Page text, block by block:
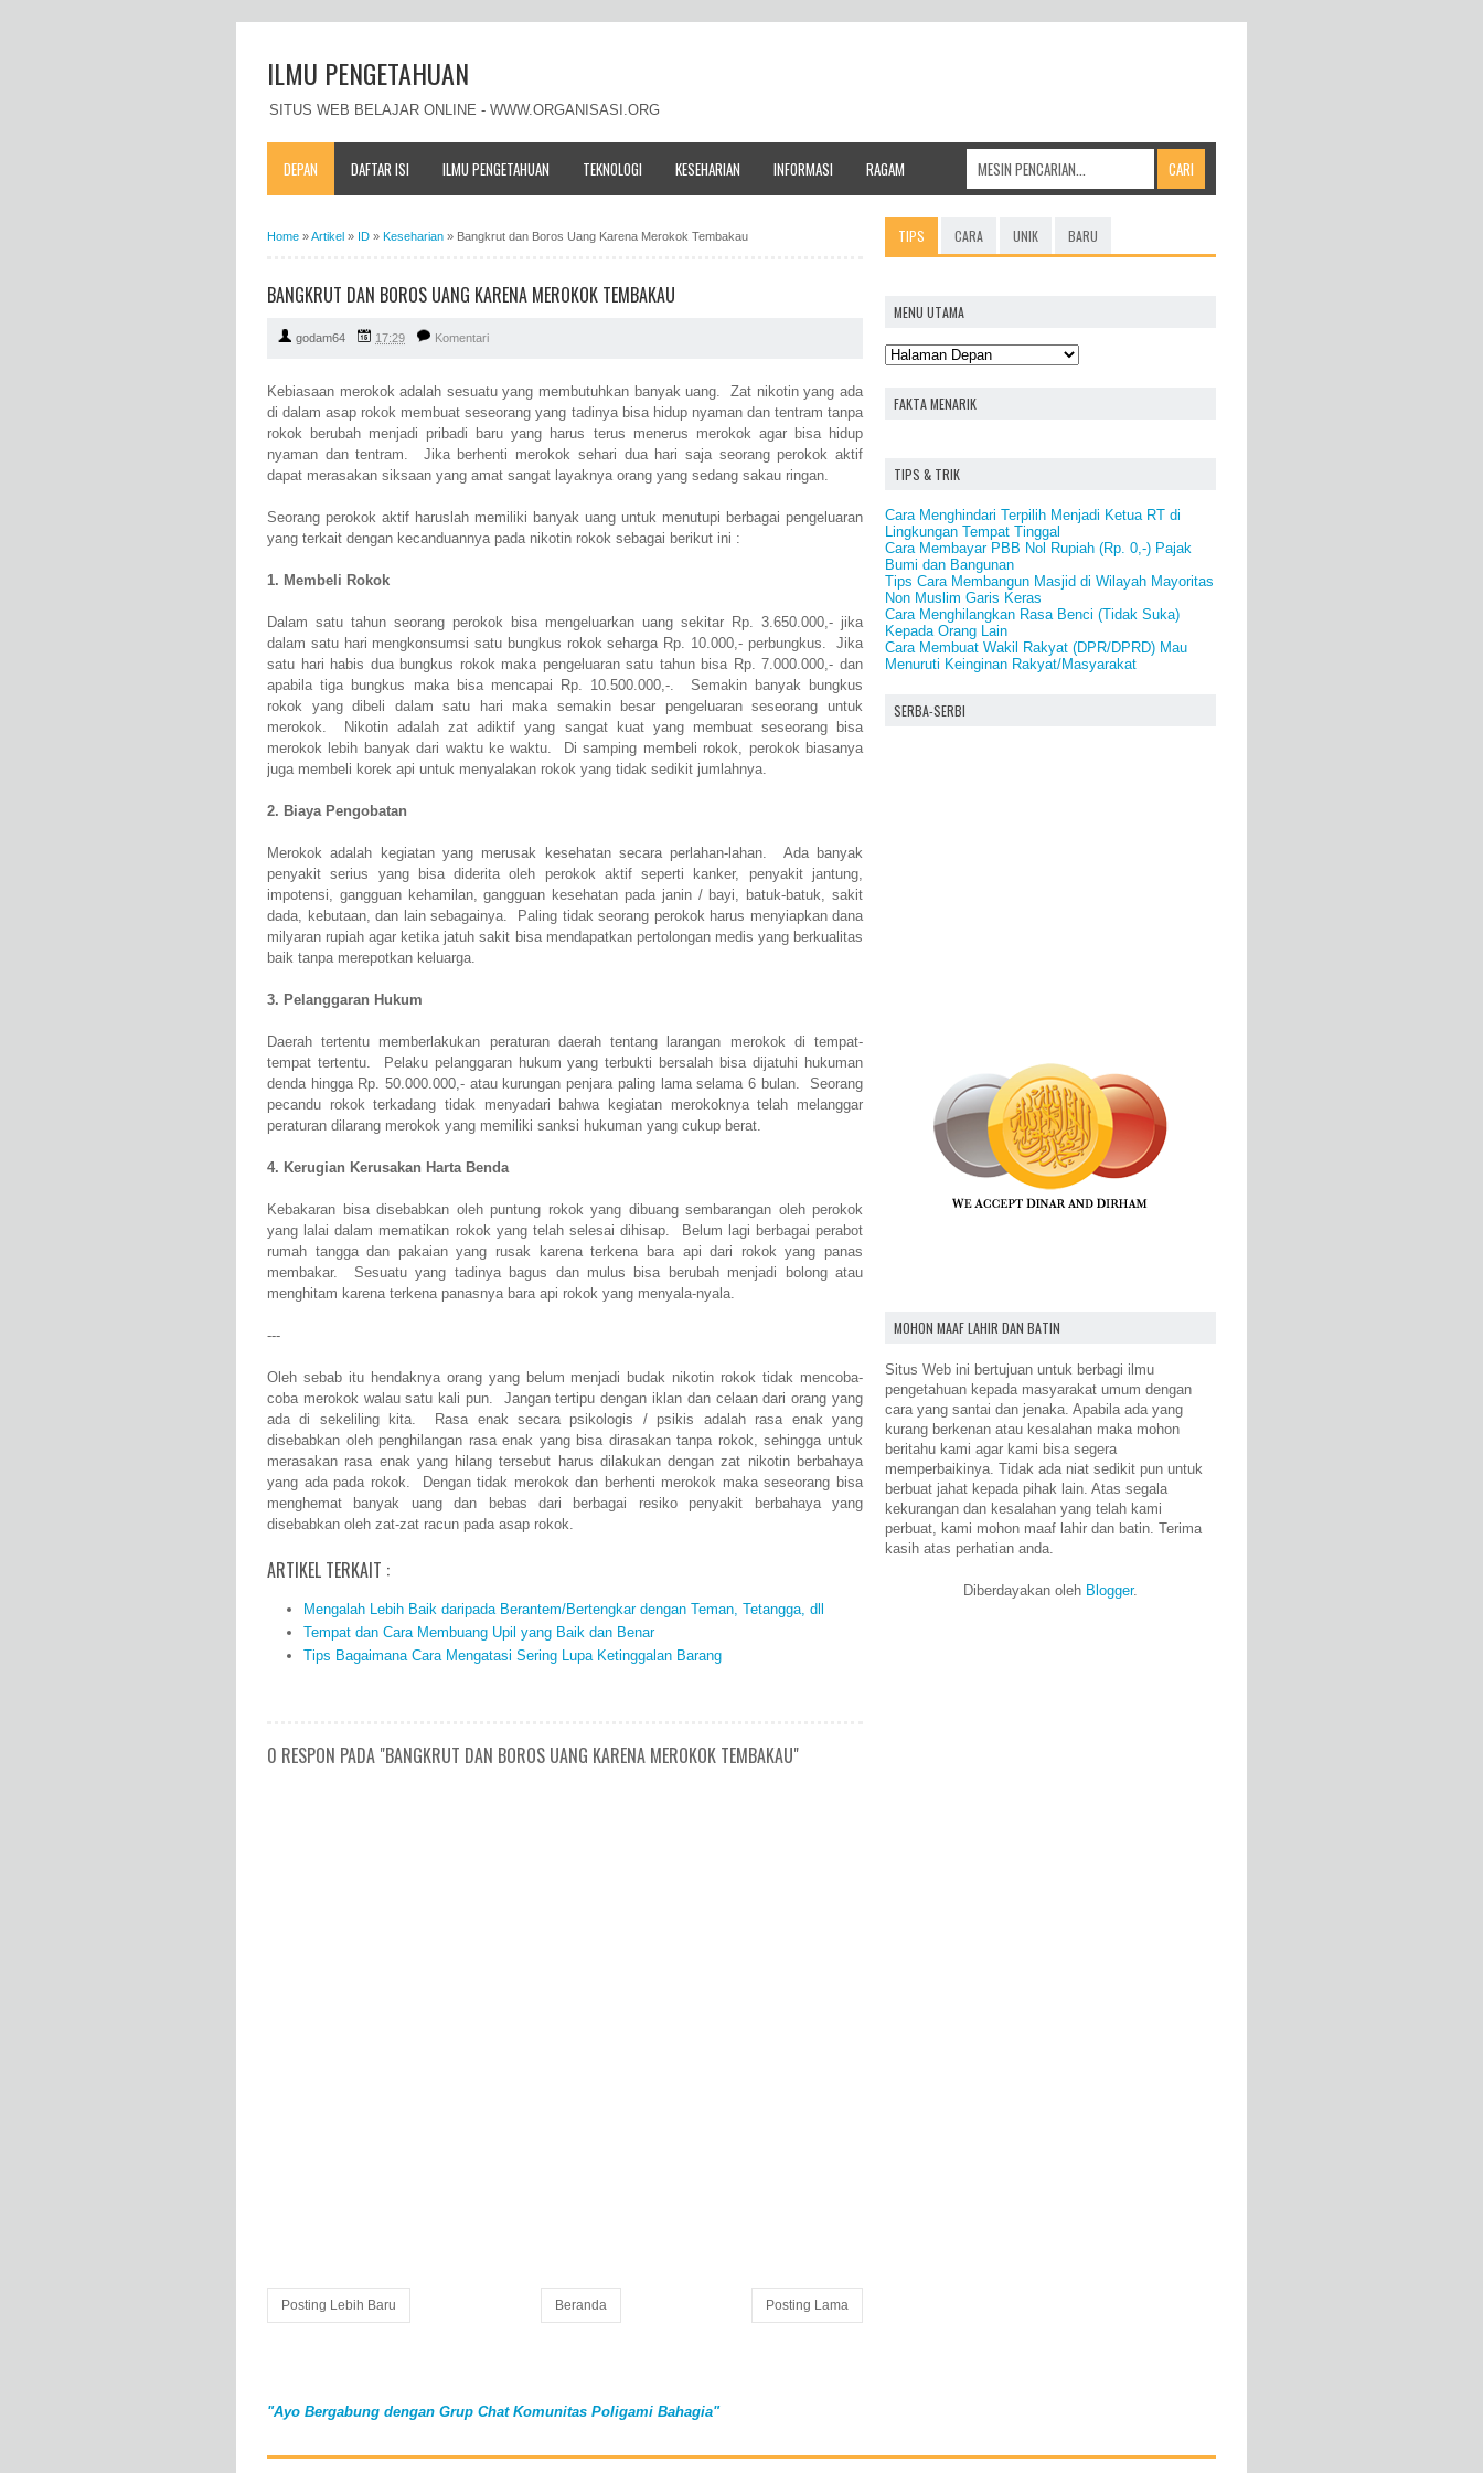
ILMU PENGETAHUAN
SITUS WEB BELAJAR ONLINE - WWW.ORGANISASI.ORG
DEPAN DAFTAR ISI ILMU PENGETAHUAN TEKNOLOGI KESEHARIAN INFORMASI RAGAM
Home »Artikel » ID » Keseharian » Bangkrut dan Boros Uang Karena Merokok Tembakau
BANGKRUT DAN BOROS UANG KARENA MEROKOK TEMBAKAU
godam64 17:29 Komentari
Kebiasaan merokok adalah sesuatu yang membutuhkan banyak uang. Zat nikotin yang ada
di dalam asap rokok membuat seseorang yang tadinya bisa hidup nyaman dan tentram tanpa
rokok berubah menjadi pribadi baru yang harus terus menerus merokok agar bisa hidup
nyaman dan tentram. Jika berhenti merokok sehari dua hari saja seorang perokok aktif
dapat merasakan siksaan yang amat sangat layaknya orang yang sedang sakau ringan.
Seorang perokok aktif haruslah memiliki banyak uang untuk menutupi berbagai pengeluaran
yang terkait dengan kecanduannya pada nikotin rokok sebagai berikut ini :
1. Membeli Rokok
Dalam satu tahun seorang perokok bisa mengeluarkan uang sekitar Rp. 3.650.000,- jika
dalam satu hari mengkonsumsi satu bungkus rokok seharga Rp. 10.000,- perbungkus. Jika
satu hari habis dua bungkus rokok maka pengeluaran satu tahun bisa Rp. 7.000.000,- dan
apabila tiga bungkus maka bisa mencapai Rp. 10.500.000,-. Semakin banyak bungkus
rokok yang dibeli dalam satu hari maka semakin besar pengeluaran seseorang untuk
merokok. Nikotin adalah zat adiktif yang sangat kuat yang membuat seseorang bisa
merokok lebih banyak dari waktu ke waktu. Di samping membeli rokok, perokok biasanya
juga membeli korek api untuk menyalakan rokok yang tidak sedikit jumlahnya.
2. Biaya Pengobatan
Merokok adalah kegiatan yang merusak kesehatan secara perlahan-lahan. Ada banyak
penyakit serius yang bisa diderita oleh perokok aktif seperti kanker, penyakit jantung,
impotensi, gangguan kehamilan, gangguan kesehatan pada janin / bayi, batuk-batuk, sakit
dada, kebutaan, dan lain sebagainya. Paling tidak seorang perokok harus menyiapkan dana
milyaran rupiah agar ketika jatuh sakit bisa mendapatkan pertolongan medis yang berkualitas
baik tanpa merepotkan keluarga.
3. Pelanggaran Hukum
Daerah tertentu memberlakukan peraturan daerah tentang larangan merokok di tempat-
tempat tertentu. Pelaku pelanggaran hukum yang terbukti bersalah bisa dijatuhi hukuman
denda hingga Rp. 50.000.000,- atau kurungan penjara paling lama selama 6 bulan. Seorang
pecandu rokok terkadang tidak menyadari bahwa kegiatan merokoknya telah melanggar
peraturan dilarang merokok yang memiliki sanksi hukuman yang cukup berat.
4. Kerugian Kerusakan Harta Benda
Kebakaran bisa disebabkan oleh puntung rokok yang dibuang sembarangan oleh perokok
yang lalai dalam mematikan rokok yang telah selesai dihisap. Belum lagi berbagai perabot
rumah tangga dan pakaian yang rusak karena terkena bara api dari rokok yang panas
membakar. Sesuatu yang tadinya bagus dan mulus bisa berubah menjadi bolong atau
menghitam karena terkena panasnya bara api rokok yang menyala-nyala.
---
Oleh sebab itu hendaknya orang yang belum menjadi budak nikotin rokok tidak mencoba-
coba merokok walau satu kali pun. Jangan tertipu dengan iklan dan celaan dari orang yang
ada di sekeliling kita. Rasa enak secara psikologis / psikis adalah rasa enak yang
disebabkan oleh penghilangan rasa enak yang bisa dirasakan tanpa rokok, sehingga untuk
merasakan rasa enak yang hilang tersebut harus dilakukan dengan zat nikotin berbahaya
yang ada pada rokok. Dengan tidak merokok dan berhenti merokok maka seseorang bisa
menghemat banyak uang dan bebas dari berbagai resiko penyakit berbahaya yang
disebabkan oleh zat-zat racun pada asap rokok.
ARTIKEL TERKAIT :
Mengalah Lebih Baik daripada Berantem/Bertengkar dengan Teman, Tetangga, dll
Tempat dan Cara Membuang Upil yang Baik dan Benar
Tips Bagaimana Cara Mengatasi Sering Lupa Ketinggalan Barang
0 RESPON PADA "BANGKRUT DAN BOROS UANG KARENA MEROKOK TEMBAKAU"
Posting Lebih Baru Posting Lama
Beranda
"Ayo Bergabung dengan Grup Chat Komunitas Poligami Bahagia"
TIPS CARA UNIK BARU
MENU UTAMA
FAKTA MENARIK
TIPS & TRIK
Cara Menghindari Terpilih Menjadi Ketua RT di
Lingkungan Tempat Tinggal
Cara Membayar PBB Nol Rupiah (Rp. 0,-) Pajak
Bumi dan Bangunan
Tips Cara Membangun Masjid di Wilayah Mayoritas
Non Muslim Garis Keras
Cara Menghilangkan Rasa Benci (Tidak Suka)
Kepada Orang Lain
Cara Membuat Wakil Rakyat (DPR/DPRD) Mau
Menuruti Keinginan Rakyat/Masyarakat
SERBA-SERBI
MOHON MAAF LAHIR DAN BATIN
Situs Web ini bertujuan untuk berbagi ilmu
pengetahuan kepada masyarakat umum dengan
cara yang santai dan jenaka. Apabila ada yang
kurang berkenan atau kesalahan maka mohon
beritahu kami agar kami bisa segera
memperbaikinya. Tidak ada niat sedikit pun untuk
berbuat jahat kepada pihak lain. Atas segala
kekurangan dan kesalahan yang telah kami
perbuat, kami mohon maaf lahir dan batin. Terima
kasih atas perhatian anda.
Diberdayakan oleh Blogger.